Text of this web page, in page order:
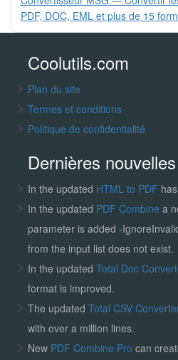
PDF, DOC, EML et plus de 15
Coolutils.com
Plan du site
Termes et conditions
Politique de confidentialité
Dernières nouvelles
In the updated HTML to PDF
In the updated PDF Combine a
parameter is added -
from the input list does not exist.
In the updated Total Doc
format is improved.
The updated Total CSV
with over a million lines.
New PDF Combine Pro can